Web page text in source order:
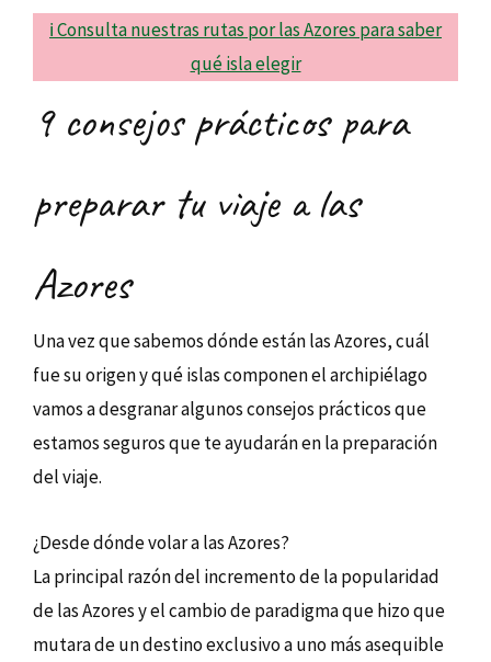
ℹ️ Consulta nuestras rutas por las Azores para saber
qué isla elegir
9 consejos prácticos para
preparar tu viaje a las
Azores
Una vez que sabemos dónde están las Azores, cuál
fue su origen y qué islas componen el archipiélago
vamos a desgranar algunos consejos prácticos que
estamos seguros que te ayudarán en la preparación
del viaje.
¿Desde dónde volar a las Azores?
La principal razón del incremento de la popularidad
de las Azores y el cambio de paradigma que hizo que
mutara de un destino exclusivo a uno más asequible